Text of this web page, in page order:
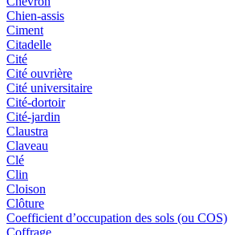
Chien-assis
Ciment
Citadelle
Cité
Cité ouvrière
Cité universitaire
Cité-dortoir
Cité-jardin
Claustra
Claveau
Clé
Clin
Cloison
Clôture
Coefficient d’occupation des sols (ou COS)